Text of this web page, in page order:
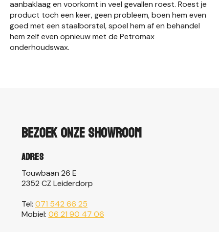
aanbaklaag en voorkomt in veel gevallen roest. Roest je
product toch een keer, geen probleem, boen hem even
goed met een staalborstel, spoel hem af en behandel
hem zelf even opnieuw met de Petromax
onderhoudswax.
Bezoek onze showroom
Adres
Touwbaan 26 E
2352 CZ Leiderdorp
Tel: 071 542 66 25
Mobiel: 06 21 90 47 06